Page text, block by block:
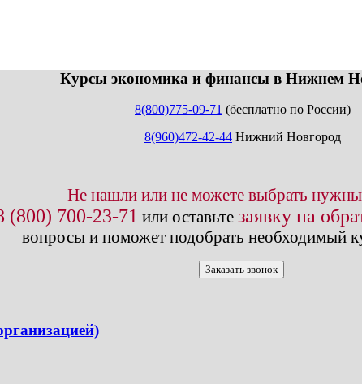
Курсы экономика и финансы в Нижнем
8(800)775-09-71 (бесплатно по России)
8(960)472-42-44 Нижний Новгород
Не нашли или не можете выбрать
(800) 700-23-71 или оставьте заявку на
вопросы и поможет подобрать необходимый
Заказать звонок